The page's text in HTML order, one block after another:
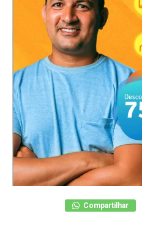
Compartilhar